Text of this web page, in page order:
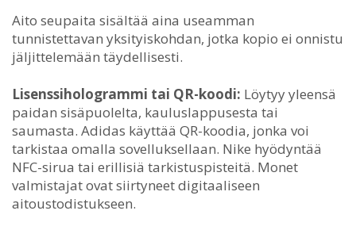
Aito seupaita sisältää aina useamman
tunnistettavan yksityiskohdan, jotka kopio ei onnistu
jäljittelemään täydellisesti.
Lisenssihologrammi tai QR-koodi: Löytyy yleensä
paidan sisäpuolelta, kauluslappusesta tai
saumasta. Adidas käyttää QR-koodia, jonka voi
tarkistaa omalla sovelluksellaan. Nike hyödyntää
NFC-sirua tai erillisiä tarkistuspisteitä. Monet
valmistajat ovat siirtyneet digitaaliseen
aitoustodistukseen.